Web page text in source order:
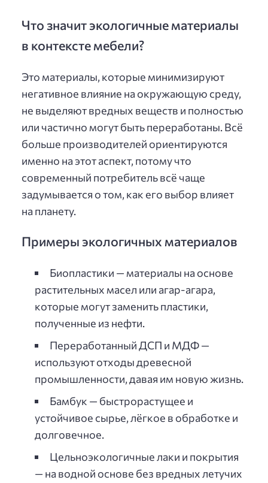
Что значит экологичные материалы
в контексте мебели?
Это материалы, которые минимизируют
негативное влияние на окружающую среду,
не выделяют вредных веществ и полностью
или частично могут быть переработаны. Всё
больше производителей ориентируются
именно на этот аспект, потому что
современный потребитель всё чаще
задумывается о том, как его выбор влияет
на планету.
Примеры экологичных материалов
Биопластики — материалы на основе
растительных масел или агар-агара,
которые могут заменить пластики,
полученные из нефти.
Переработанный ДСП и МДФ —
используют отходы древесной
промышленности, давая им новую жизнь.
Бамбук — быстрорастущее и
устойчивое сырье, лёгкое в обработке и
долговечное.
Цельноэкологичные лаки и покрытия
— на водной основе без вредных летучих